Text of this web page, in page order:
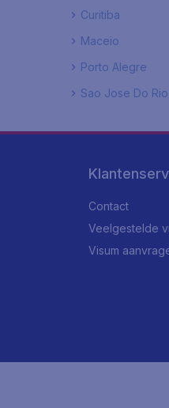
Curitiba
Maceio
Porto Alegre
Sao Jose Do
Contact
Veelgestelde
Visum